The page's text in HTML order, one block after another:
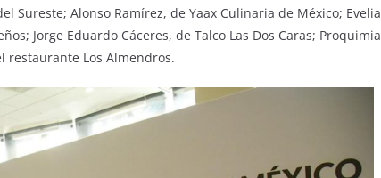
Sureste; Alonso Ramírez, de Yaax Culinaria de México; Evelia
Jorge Eduardo Cáceres, de Talco Las Dos Caras; Proquimia
restaurante Los Almendros.